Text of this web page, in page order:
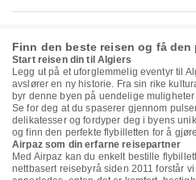
Finn den beste reisen og få
Start reisen din til Algiers
Legg ut på et uforglemmelig eventyr til
avslører en ny historie. Fra sin rike
byr denne byen på uendelige
Se for deg at du spaserer gjennom
delikatesser og fordyper deg i byens
og finn den perfekte flybilletten for å
Airpaz som din erfarne reisepartner
Med Airpaz kan du enkelt bestille
nettbasert reisebyrå siden 2011 forstår